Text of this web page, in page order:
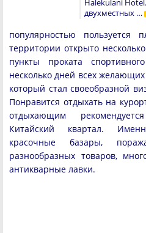
Halekulani
двухместных …
популярностью
территории открыто
пункты проката
несколько дней всех желающих
который стал своеобразной
Понравится отдыхать на
отдыхающим
Китайский квартал.
красочные базары,
разнообразных товаров,
антикварные лавки.